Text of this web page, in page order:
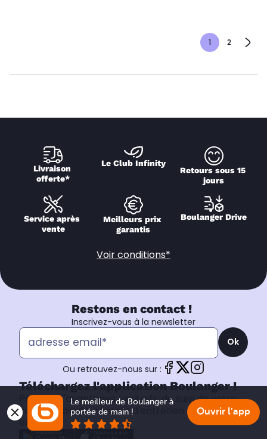
1 2
Livraison
offerte*
Le Club Infinity
Retours sous 15
jours
Service après
vente
Meilleurs prix
garantis
Boulanger Drive
Voir conditions*
Restons en contact !
Inscrivez-vous à la newsletter
Ok
Ou retrouvez-nous sur :
Téléchargez l'application Boulanger !
Profitez d'avantages exclusifs, du suivi de votre
commande, de conseils d'entretien et plus
encore.
Le meilleur de Boulanger à
portée de main !
Ouvrir l'app